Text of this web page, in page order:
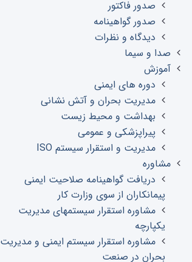
صدور فاکتور
صدور گواهینامه
دیدگاه و نظرات
صدا و سیما
آموزش
دوره های ایمنی
مدیریت بحران و آتش نشانی
بهداشت و محیط زیست
پیراپزشکی و عمومی
مدیریت و استقرار سیستم ISO
مشاوره
دریافت گواهینامه صلاحیت ایمنی
پیمانکاران از سوی وزارت کار
مشاوره استقرار سیستمهای مدیریت
یکپارچه
مشاوره استقرار سیستم ایمنی و مدیریت
بحران در صنعت